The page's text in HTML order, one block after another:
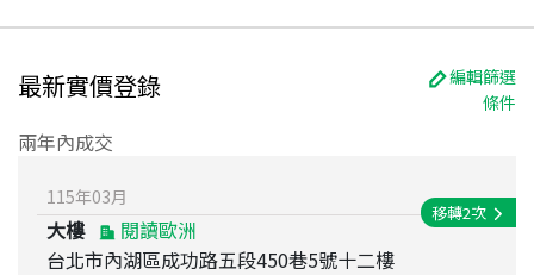
最新實價登錄
編輯篩選
條件
兩年內成交
115年03月
大樓
閱讀歐洲
台北市內湖區成功路五段450巷5號十二樓
移轉2次